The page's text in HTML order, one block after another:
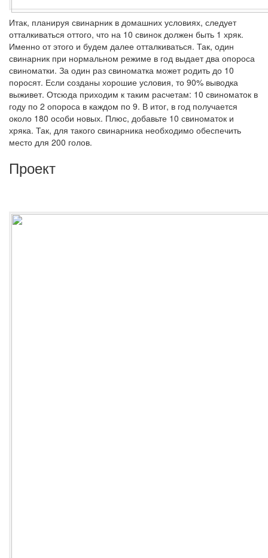
Итак, планируя свинарник в домашних условиях, следует
отталкиваться оттого, что на 10 свинок должен быть 1 хряк.
Именно от этого и будем далее отталкиваться. Так, один
свинарник при нормальном режиме в год выдает два опороса
свиноматки. За один раз свиноматка может родить до 10
поросят. Если созданы хорошие условия, то 90% выводка
выживет. Отсюда приходим к таким расчетам: 10 свиноматок в
году по 2 опороса в каждом по 9. В итог, в год получается
около 180 особи новых. Плюс, добавьте 10 свиноматок и
хряка. Так, для такого свинарника необходимо обеспечить
место для 200 голов.
Проект